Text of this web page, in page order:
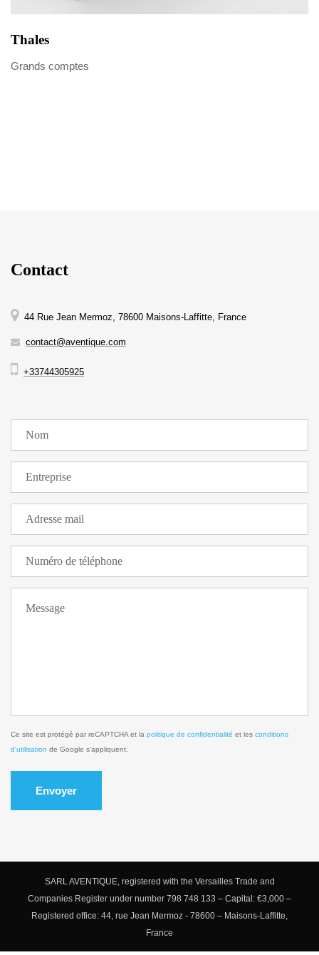
Thales
Grands comptes
Contact
44 Rue Jean Mermoz, 78600 Maisons-Laffitte, France
contact@aventique.com
+33744305925
Ce site est protégé par reCAPTCHA et la politique de confidentialité et les conditions
d'utilisation de Google s'appliquent.
Envoyer
SARL AVENTIQUE, registered with the Versailles Trade and
Companies Register under number 798 748 133 – Capital: €3,000 –
Registered office: 44, rue Jean Mermoz - 78600 – Maisons-Laffitte,
France